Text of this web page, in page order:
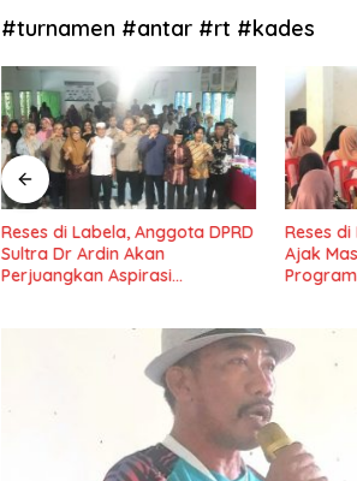
#turnamen #antar #rt #kades
Reses di Labela, Anggota DPRD
Sultra Dr Ardin Akan
Perjuangkan Aspirasi
Reses
Ajak